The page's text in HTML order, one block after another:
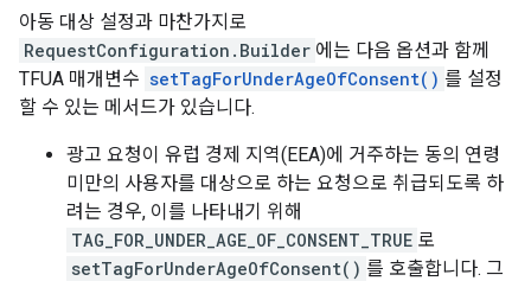
아동 대상 설정과 마찬가지로
RequestConfiguration.Builder 에는 다음 옵션과 함께
TFUA 매개변수 setTagForUnderAgeOfConsent() 를 설정
할 수 있는 메서드가 있습니다.
광고 요청이 유럽 경제 지역(EEA)에 거주하는 동의 연령
미만의 사용자를 대상으로 하는 요청으로 취급되도록 하
려는 경우, 이를 나타내기 위해
TAG_FOR_UNDER_AGE_OF_CONSENT_TRUE 로
setTagForUnderAgeOfConsent() 를 호출합니다. 그